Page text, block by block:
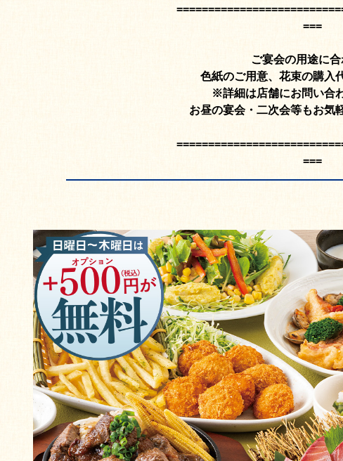
===
ご宴会の用途に
色紙のご用意、花束の購入
※詳細は店舗にお問い合
お昼の宴会・二次会等もお気
===